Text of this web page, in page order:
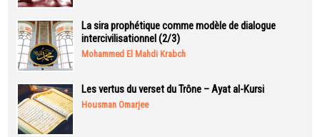
La sira prophétique comme modèle de dialogue
intercivilisationnel (2/3)
Mohammed El Mahdi Krabch
Les vertus du verset du Trône – Ayat al-Kursi
Housman Omarjee